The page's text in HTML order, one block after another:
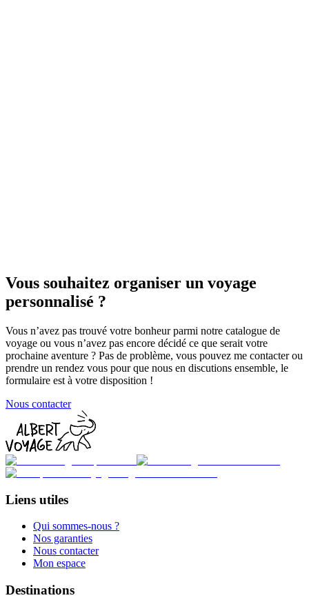
Vous souhaitez organiser un voyage
personnalisé ?
Vous n’avez pas trouvé votre bonheur parmi notre catalogue de
voyage ou vous n’avez pas encore décidé ce que serait votre
prochaine aventure ? Pas de problème, vous pouvez me contacter ou
prendre un rendez vous pour que nous en discutions ensemble, le
formulaire est à votre disposition !
Nous contacter
Liens utiles
Qui sommes-nous ?
Nos garanties
Nous contacter
Mon espace
Destinations